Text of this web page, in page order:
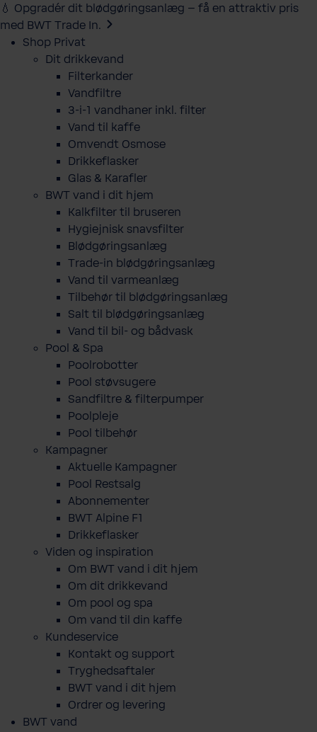
💧 Opgradér dit blødgøringsanlæg – få en attraktiv pris
med BWT Trade In.
Shop Privat
Dit drikkevand
Filterkander
Vandfiltre
3-i-1 vandhaner inkl. filter
Vand til kaffe
Omvendt Osmose
Drikkeflasker
Glas & Karafler
BWT vand i dit hjem
Kalkfilter til bruseren
Hygiejnisk snavsfilter
Blødgøringsanlæg
Trade-in blødgøringsanlæg
Vand til varmeanlæg
Tilbehør til blødgøringsanlæg
Salt til blødgøringsanlæg
Vand til bil- og bådvask
Pool & Spa
Poolrobotter
Pool støvsugere
Sandfiltre & filterpumper
Poolpleje
Pool tilbehør
Kampagner
Aktuelle Kampagner
Pool Restsalg
Abonnementer
BWT Alpine F1
Drikkeflasker
Viden og inspiration
Om BWT vand i dit hjem
Om dit drikkevand
Om pool og spa
Om vand til din kaffe
Kundeservice
Kontakt og support
Tryghedsaftaler
BWT vand i dit hjem
Ordrer og levering
BWT vand